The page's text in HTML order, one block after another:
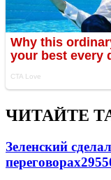
ЧИТАЙТЕ
Зеленский
переговорах